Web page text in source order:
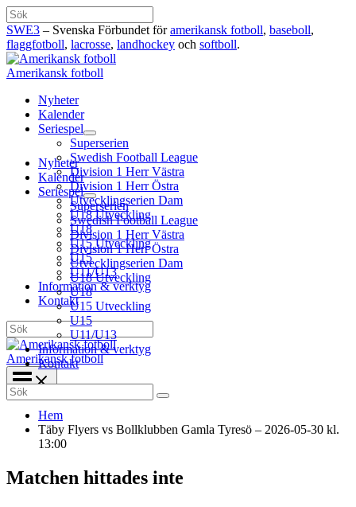
Hoppa
till
innehåll
Sök
SWE3 – Svenska Förbundet föramerikansk fotboll, baseboll,
flaggfotboll, lacrosse, landhockey och softboll.
Amerikansk fotboll
Nyheter
Kalender
Seriespel
Superserien
Swedish Football League
Division 1 Herr Västra
Division 1 Herr Östra
Utvecklingserien Dam
U18 Utveckling
U18
U15 Utveckling
U15
U11/U13
Information & verktyg
Kontakt
Sök
Amerikansk fotboll
Nyheter
Kalender
Seriespel
Superserien
Swedish Football League
Division 1 Herr Västra
Division 1 Herr Östra
Utvecklingserien Dam
U18 Utveckling
U18
U15 Utveckling
U15
U11/U13
Information & verktyg
Kontakt
Search
for:
Hem
Täby Flyers vs Bollklubben Gamla Tyresö – 2026-05-30 kl.
13:00
Matchen hittades inte